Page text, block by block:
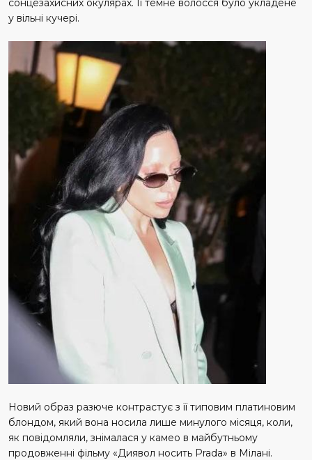
сонцезахисних окулярах. Її темне волосся було укладене
у вільні кучері.
Новий образ разюче контрастує з її типовим платиновим
блондом, який вона носила лише минулого місяця, коли,
як повідомляли, знімалася у камео в майбутньому
продовженні фільму «Диявол носить Prada» в Мілані.